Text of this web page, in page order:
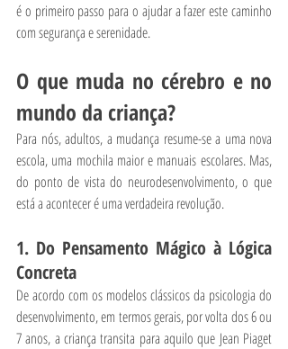
é o primeiro passo para o ajudar a fazer este caminho
com segurança e serenidade.
O que muda no cérebro e no
mundo da criança?
Para nós, adultos, a mudança resume-se a uma nova
escola, uma mochila maior e manuais escolares. Mas,
do ponto de vista do neurodesenvolvimento, o que
está a acontecer é uma verdadeira revolução.
1. Do Pensamento Mágico à Lógica
Concreta
De acordo com os modelos clássicos da psicologia do
desenvolvimento, em termos gerais, por volta dos 6 ou
7 anos, a criança transita para aquilo que Jean Piaget